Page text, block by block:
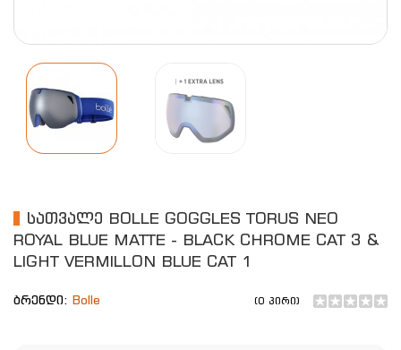
ᲡᲐᲗᲕᲐᲚᲔ BOLLE GOGGLES TORUS NEO
ROYAL BLUE MATTE - BLACK CHROME CAT 3 &
LIGHT VERMILLON BLUE CAT 1
ბრენდი: Bolle (0 პირი)